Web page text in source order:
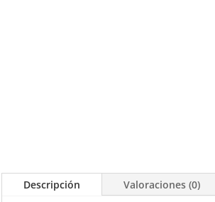
Descripción Valoraciones (0)